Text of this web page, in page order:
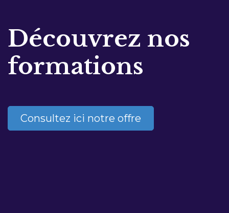
Découvrez nos
formations
Consultez ici notre offre